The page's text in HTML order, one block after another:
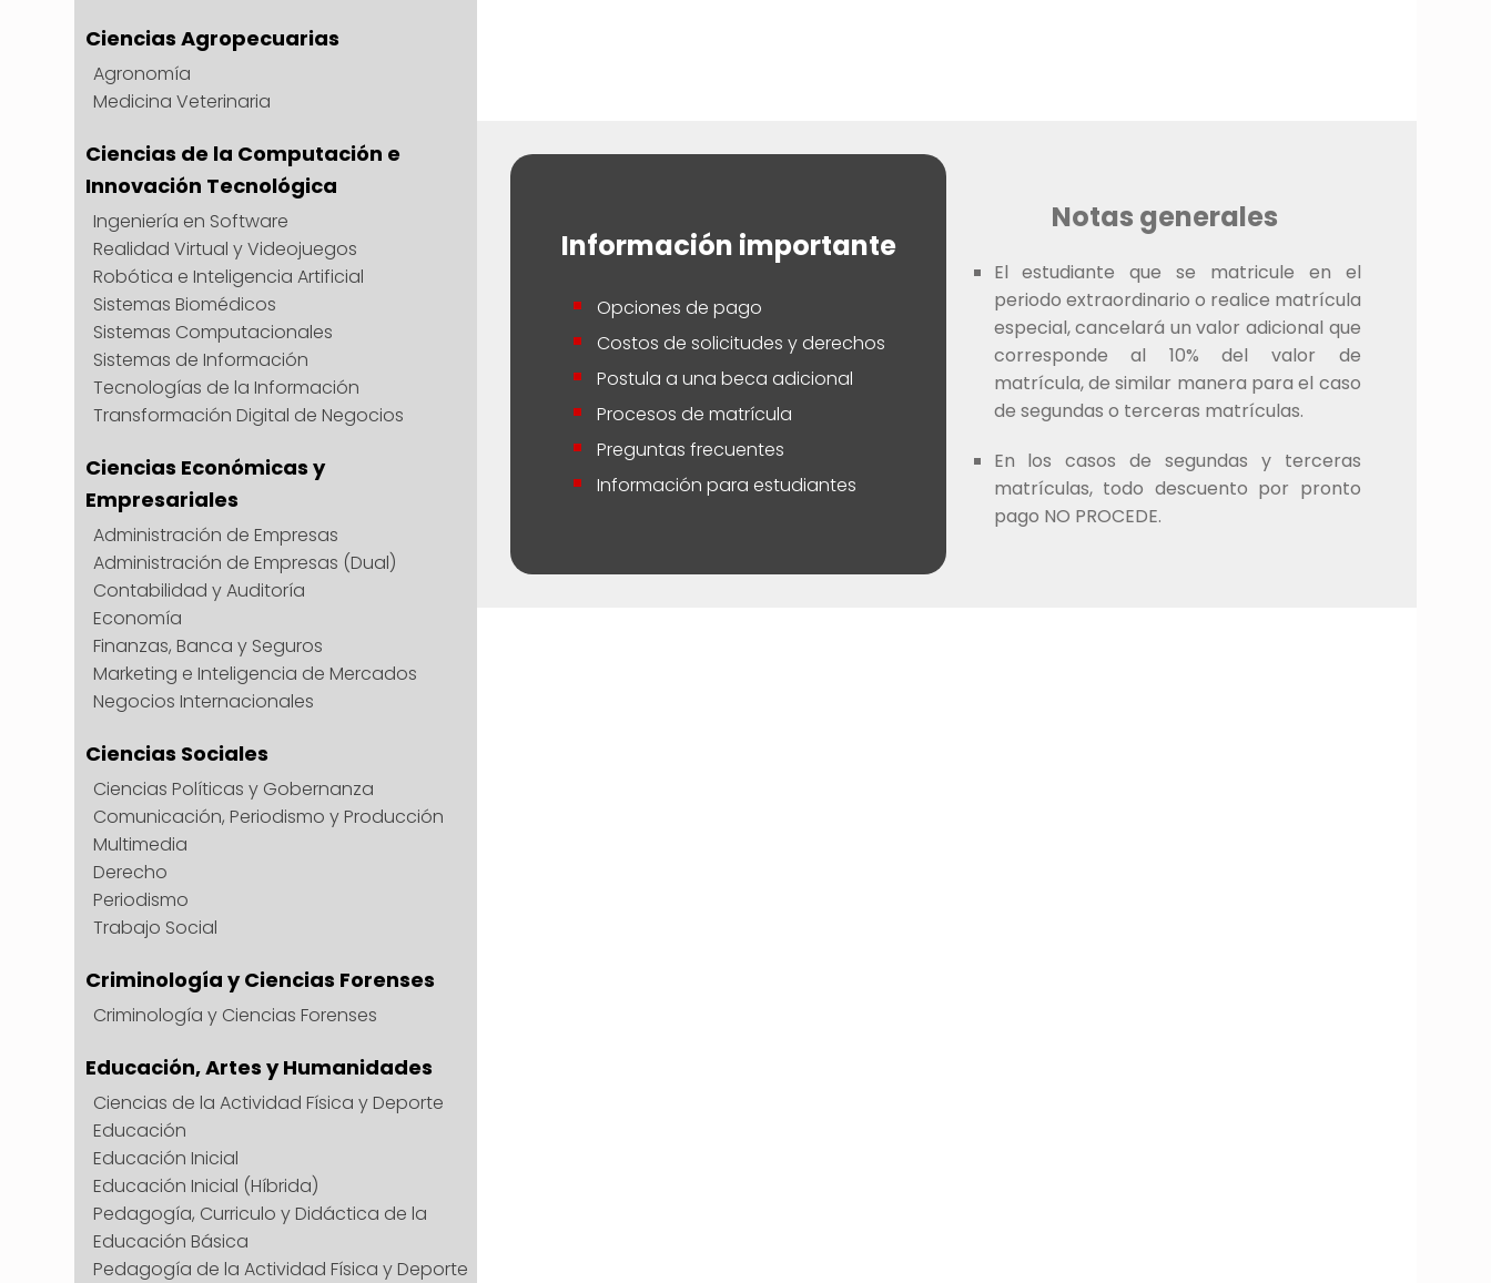
Ciencias Agropecuarias
Agronomía
Medicina Veterinaria
Ciencias de la Computación e
Innovación Tecnológica
Ingeniería en Software
Realidad Virtual y Videojuegos
Robótica e Inteligencia Artificial
Sistemas Biomédicos
Sistemas Computacionales
Sistemas de Información
Tecnologías de la Información
Transformación Digital de Negocios
Ciencias Económicas y
Empresariales
Administración de Empresas
Administración de Empresas (Dual)
Contabilidad y Auditoría
Economía
Finanzas, Banca y Seguros
Marketing e Inteligencia de Mercados
Negocios Internacionales
Ciencias Sociales
Ciencias Políticas y Gobernanza
Comunicación, Periodismo y Producción
Multimedia
Derecho
Periodismo
Trabajo Social
Criminología y Ciencias Forenses
Criminología y Ciencias Forenses
Educación, Artes y Humanidades
Ciencias de la Actividad Física y Deporte
Educación
Educación Inicial
Educación Inicial (Híbrida)
Pedagogía, Curriculo y Didáctica de la
Educación Básica
Pedagogía de la Actividad Física y Deporte
Información importante
Opciones de pago
Costos de solicitudes y derechos
Postula a una beca adicional
Procesos de matrícula
Preguntas frecuentes
Información para estudiantes
Notas generales
El estudiante que se matricule en el
periodo extraordinario o realice matrícula
especial, cancelará un valor adicional que
corresponde al 10% del valor de
matrícula, de similar manera para el caso
de segundas o terceras matrículas.
En los casos de segundas y terceras
matrículas, todo descuento por pronto
pago NO PROCEDE.